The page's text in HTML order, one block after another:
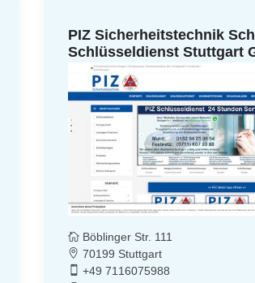
PIZ Sicherheitstechnik
Schlüsseldienst Stuttgart
Böblinger Str. 111
70199 Stuttgart
+49 7116075988